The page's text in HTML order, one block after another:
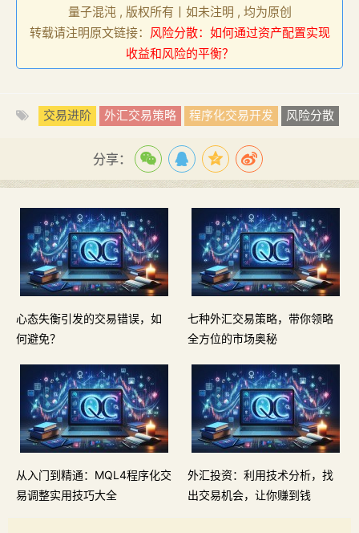
量子混沌 , 版权所有丨如未注明 , 均为原创
转载请注明原文链接： 风险分散：如何通过资产配置实现
收益和风险的平衡？
交易进阶 外汇交易策略 程序化交易开发 风险分散
分享：
心态失衡引发的交易错误，如
何避免？
七种外汇交易策略，带你领略
全方位的市场奥秘
从入门到精通：MQL4程序化交
易调整实用技巧大全
外汇投资：利用技术分析，找
出交易机会，让你赚到钱